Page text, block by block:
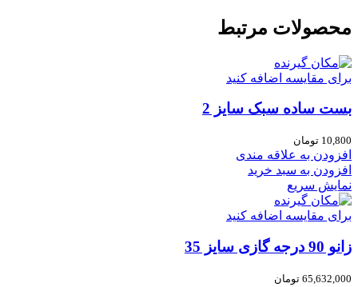
محصولات مرتبط
برای مقایسه اضافه کنید
بست ساده سبک سایز 2
10,800 تومان
افزودن به علاقه مندی
افزودن به سبد خرید
نمایش سریع
برای مقایسه اضافه کنید
زانو 90 درجه گازی سایز 35
65,632,000 تومان